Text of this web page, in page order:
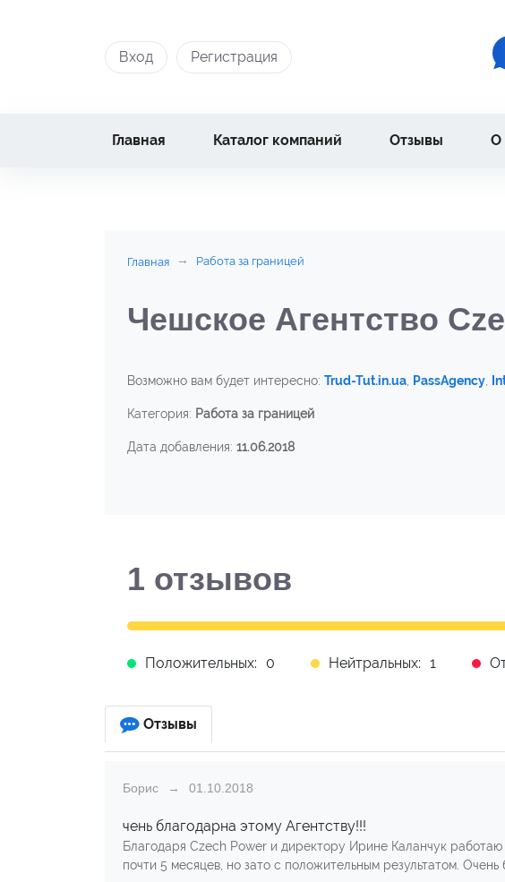
Вход Регистрация
Главная Каталог компаний Отзывы О
Главная Работа за границей
Чешское Агентство
Возможно вам будет интересно: Trud-Tut.in.ua PassAgency
Категория: Работа за границей
Дата добавления: 11.06.2018
1 отзывов
Положительных: 0 Нейтральных: 1
Отзывы
Борис 01.10.2018
чень благодарна этому Агентству!!!
Благодаря Czech Power и директору Ирине Каланчук
почти 5 месяцев, но зато с положительным результатом.